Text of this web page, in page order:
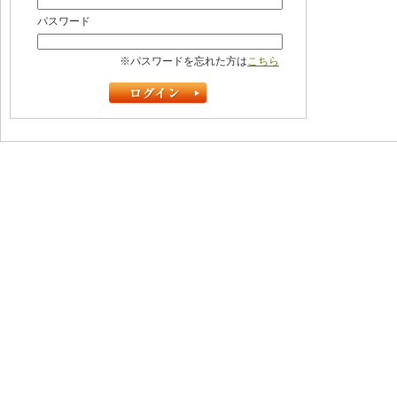
パスワード
※パスワードを忘れた方はこちら